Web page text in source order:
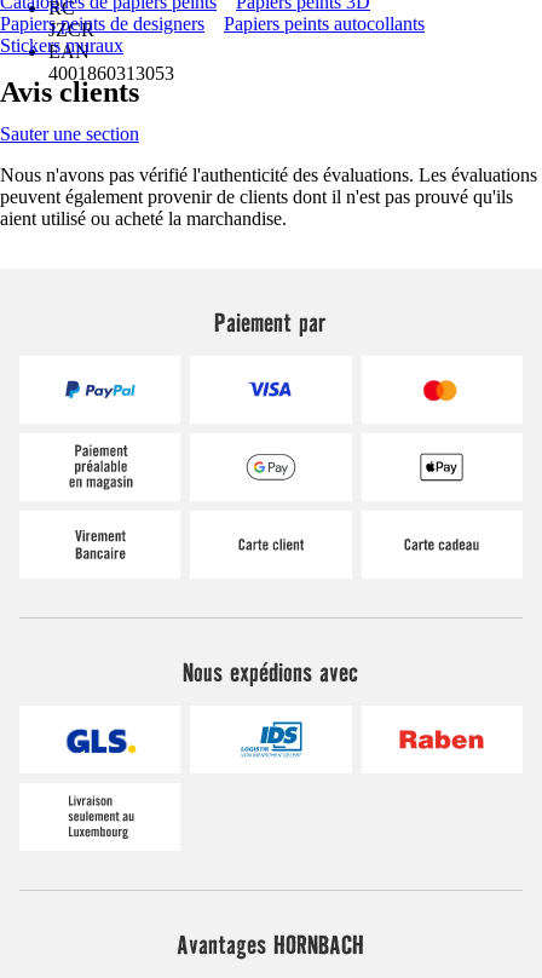
RC
JZCR
EAN
4001860313053
Papiers peints de designers
Papiers peints autocollants
Stickers muraux
Avis clients
Sauter une section
Nous n'avons pas vérifié l'authenticité des évaluations. Les évaluations
peuvent également provenir de clients dont il n'est pas prouvé qu'ils
aient utilisé ou acheté la marchandise.
Paiement par
Nous expédions avec
Avantages HORNBACH